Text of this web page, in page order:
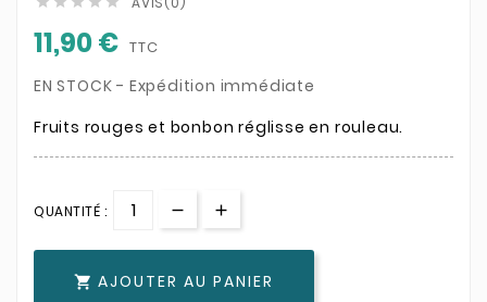
11,90 € TTC
EN STOCK - Expédition immédiate
Fruits rouges et bonbon réglisse en rouleau.
QUANTITÉ :
 AJOUTER AU PANIER